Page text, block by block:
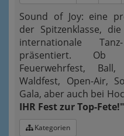
Sound of Joy: eine
der Spitzenklasse,
internationale
präsentiert. Ob
Feuerwehrfest,
Waldfest, Open-Air,
Gala, aber auch bei
IHR Fest zur Top-Fete!"
Kategorien